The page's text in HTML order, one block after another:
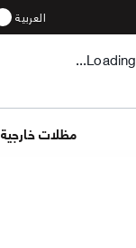
العربية
...Loading
مظلات خارجية